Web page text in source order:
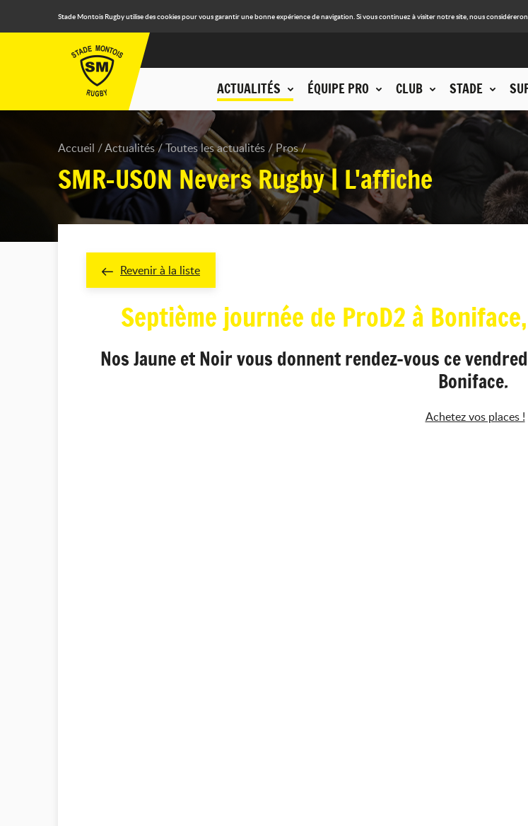
Stade Montois Rugby utilise des cookies pour vous garantir une bonne expérience de navigation. Si vous continuez à visiter notre site, nous
ACTUALITÉS ÉQUIPE PRO CLUB STADE
Accueil Actualités Toutes les actualités Pros
SMR-USON Nevers Rugby | L'affiche
Revenir à la liste
Septième journée de ProD2 à
Nos Jaune et Noir vous donnent rendez-vous ce
Boniface.
Achetez vos places !